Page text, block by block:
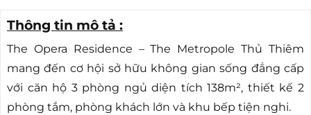
Thông tin mô tả :
The Opera Residence – The Metropole Thủ Thiêm
mang đến cơ hội sở hữu không gian sống đẳng cấp
với căn hộ 3 phòng ngủ diện tích 138m², thiết kế 2
phòng tắm, phòng khách lớn và khu bếp tiện nghi.